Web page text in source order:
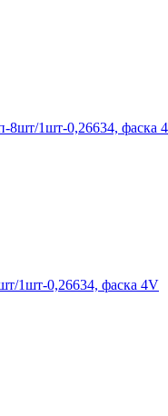
8шт/1шт-0,26634, фаска
1шт-0,26634, фаска 4V